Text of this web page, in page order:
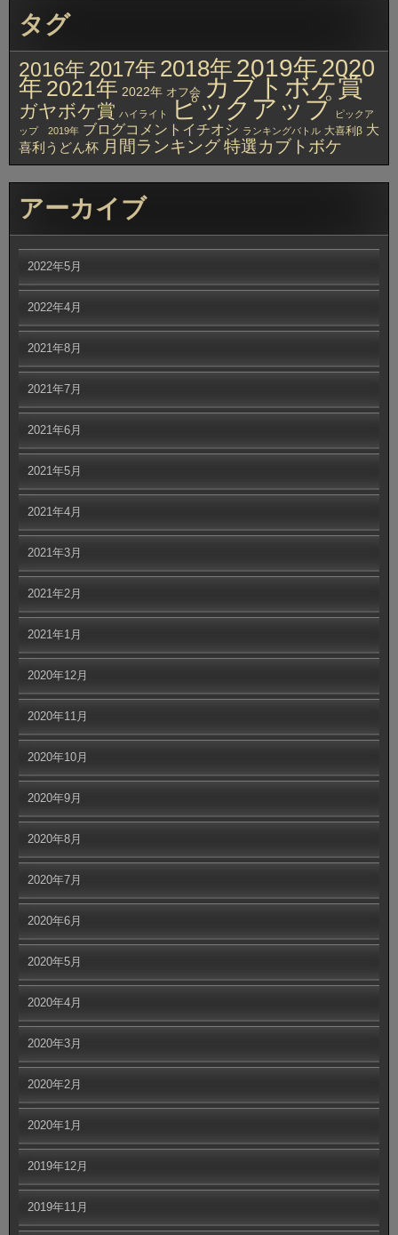
タグ
2016年 2017年 2018年 2019年2020
年 2021年 2022年 オフ会 カブトボケ賞
ガヤボケ賞 ハイライト ピックアップ ピックア
ップ 2019年 ブログコメントイチオシ ランキングバトル 大喜利β 大
喜利うどん杯 月間ランキング特選カブトボケ
アーカイブ
2022年5月
2022年4月
2021年8月
2021年7月
2021年6月
2021年5月
2021年4月
2021年3月
2021年2月
2021年1月
2020年12月
2020年11月
2020年10月
2020年9月
2020年8月
2020年7月
2020年6月
2020年5月
2020年4月
2020年3月
2020年2月
2020年1月
2019年12月
2019年11月